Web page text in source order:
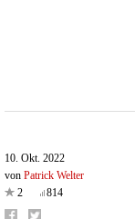
10. Okt. 2022
von Patrick Welter
2
814